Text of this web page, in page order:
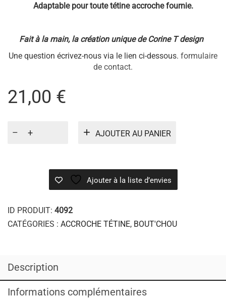
Adaptable pour toute tétine accroche fournie.
Fait à la main, la création unique de Corine T design
Une question écrivez-nous via le lien ci-dessous. formulaire
de contact.
21,00 €
AJOUTER AU PANIER
Ajouter à la liste d’envies
ID PRODUIT: 4092
CATÉGORIES : ACCROCHE TÉTINE, BOUT'CHOU
Description
Informations complémentaires